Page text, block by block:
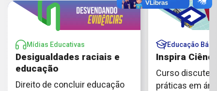
Mídias Educativas
Desigualdades raciais e
educação
Direito de concluir educação
Educação
Inspira
Curso discute
práticas em